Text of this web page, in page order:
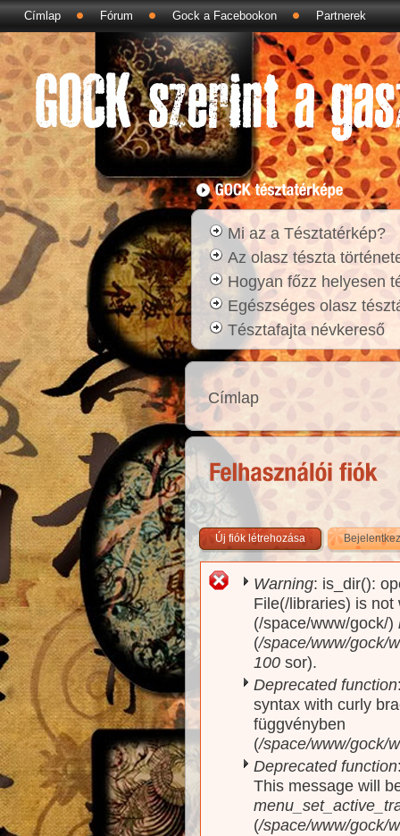
Címlap Fórum Gock a Facebookon Partnerek
Mi az a Tésztatérkép?
Az olasz tészta
Hogyan főzz helyesen
Egészséges olasz
Tésztafajta névkereső
Címlap
Új fiók létrehozása
Hibaüzenet
Warning: is_dir():
File(/libraries) is
(/space/www/gock/)
(/space/www/gock/
100 sor).
Deprecated function
syntax with curly
függvényben
(/space/www/gock/
Deprecated function
This message will
(/space/www/gock/